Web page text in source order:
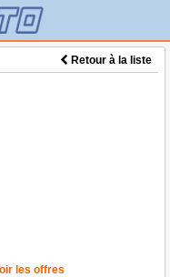
Retour à la liste
les offres